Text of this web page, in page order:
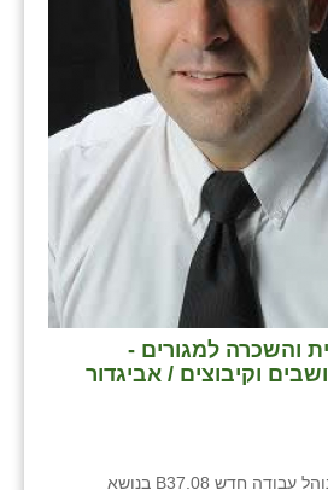
והשכרה למגורים -
וקיבוצים / אביגדור
ביום 5.7.2021 פורסם נוהל עבודה חדש B37.08 בנושא